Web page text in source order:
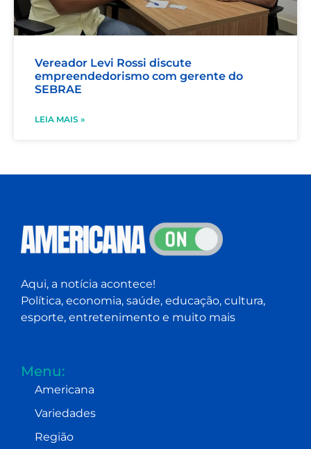
Vereador Levi Rossi discute
empreendedorismo com gerente do
SEBRAE
LEIA MAIS »
Aqui, a notícia acontece!
Política, economia, saúde, educação, cultura,
esporte, entretenimento e muito mais
Menu:
Americana
Variedades
Região